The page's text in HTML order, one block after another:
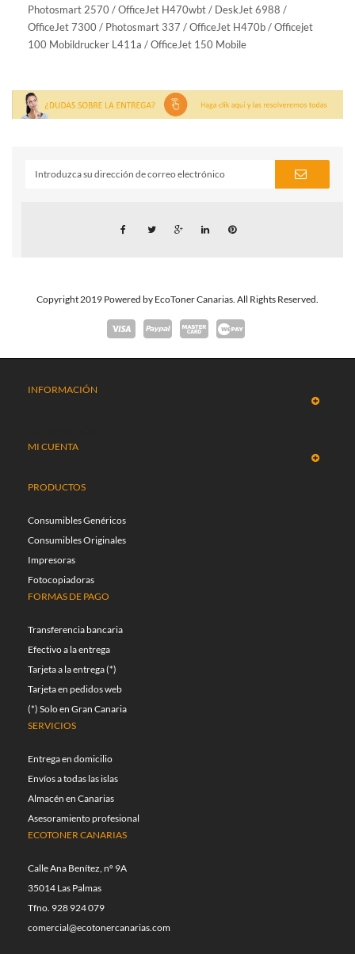
Photosmart 2570 / OfficeJet H470wbt / DeskJet 6988 /
OfficeJet 7300 / Photosmart 337 / OfficeJet H470b / Officejet
100 Mobildrucker L411a / OfficeJet 150 Mobile
Copyright 2019 Powered by EcoToner Canarias. All Rights Reserved.
INFORMACIÓN
MI CUENTA
PRODUCTOS
Consumibles Genéricos
Consumibles Originales
Impresoras
Fotocopiadoras
FORMAS DE PAGO
Transferencia bancaria
Efectivo a la entrega
Tarjeta a la entrega (*)
Tarjeta en pedidos web
(*) Solo en Gran Canaria
SERVICIOS
Entrega en domicilio
Envíos a todas las islas
Almacén en Canarias
Asesoramiento profesional
ECOTONER CANARIAS
Calle Ana Benítez, nº 9A
35014 Las Palmas
Tfno. 928 924 079
comercial@ecotonercanarias.com